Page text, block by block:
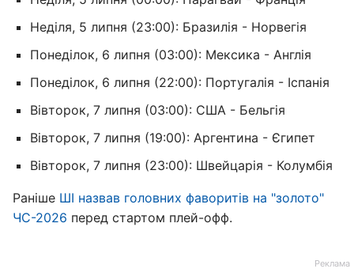
Неділя, 5 липня (23:00): Бразилія - Норвегія
Понеділок, 6 липня (03:00): Мексика - Англія
Понеділок, 6 липня (22:00): Португалія - Іспанія
Вівторок, 7 липня (03:00): США - Бельгія
Вівторок, 7 липня (19:00): Аргентина - Єгипет
Вівторок, 7 липня (23:00): Швейцарія - Колумбія
Раніше ШІ назвав головних фаворитів на "золото"
ЧС-2026 перед стартом плей-офф.